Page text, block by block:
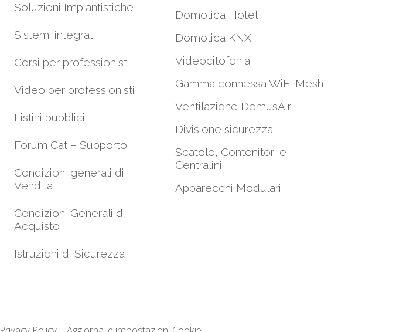
Soluzioni Impiantistiche
Sistemi integrati
Corsi per professionisti
Video per professionisti
Listini pubblici
Forum Cat – Supporto
Condizioni generali di
Vendita
Condizioni Generali di
Acquisto
Istruzioni di Sicurezza
Domotica Hotel
Domotica KNX
Videocitofonia
Gamma connessa WiFi Mesh
Ventilazione DomusAir
Divisione sicurezza
Scatole, Contenitori e
Centralini
Apparecchi Modulari